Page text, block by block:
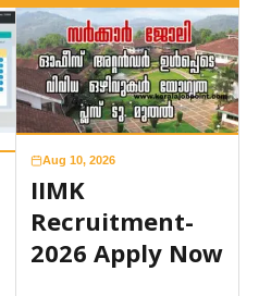
Aug 10, 2026
IIMK
Recruitment-
2026 Apply Now